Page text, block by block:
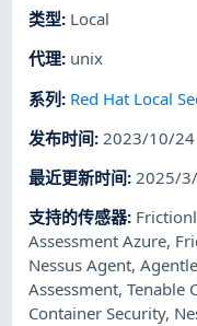
类型: Local
代理: unix
系列: Red Hat Local
发布时间: 2023/10/24
最近更新时间:2025/
支持的传感器:
Assessment Azure,
Nessus Agent,
Assessment,Tenable
Container Security,